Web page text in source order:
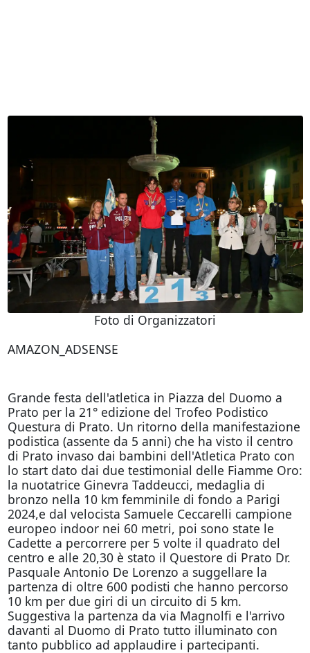
Foto di Organizzatori
AMAZON_ADSENSE
Grande festa dell'atletica in Piazza del Duomo a
Prato per la 21° edizione del Trofeo Podistico
Questura di Prato. Un ritorno della manifestazione
podistica (assente da 5 anni) che ha visto il centro
di Prato invaso dai bambini dell'Atletica Prato con
lo start dato dai due testimonial delle Fiamme Oro:
la nuotatrice Ginevra Taddeucci, medaglia di
bronzo nella 10 km femminile di fondo a Parigi
2024,e dal velocista Samuele Ceccarelli campione
europeo indoor nei 60 metri, poi sono state le
Cadette a percorrere per 5 volte il quadrato del
centro e alle 20,30 è stato il Questore di Prato Dr.
Pasquale Antonio De Lorenzo a suggellare la
partenza di oltre 600 podisti che hanno percorso
10 km per due giri di un circuito di 5 km.
Suggestiva la partenza da via Magnolfi e l'arrivo
davanti al Duomo di Prato tutto illuminato con
tanto pubblico ad applaudire i partecipanti.